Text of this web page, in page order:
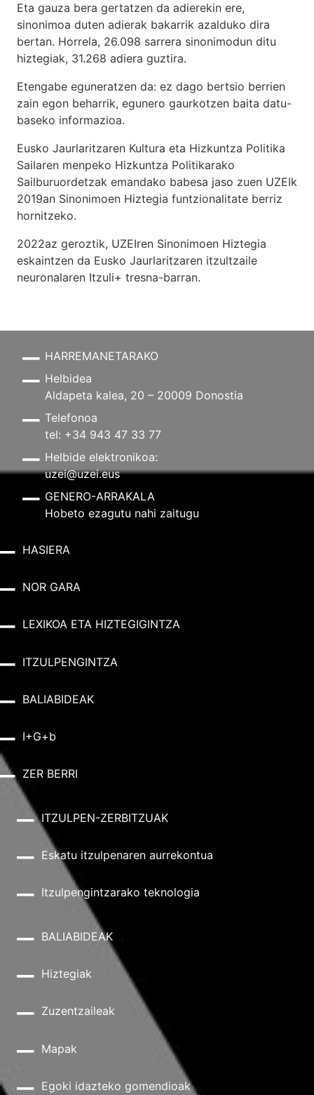
Eta gauza bera gertatzen da adierekin ere,
sinonimoa duten adierak bakarrik azalduko dira
bertan. Horrela, 26.098 sarrera sinonimodun ditu
hiztegiak, 31.268 adiera guztira.
Etengabe eguneratzen da: ez dago bertsio berrien
zain egon beharrik, egunero gaurkotzen baita datu-
baseko informazioa.
Eusko Jaurlaritzaren Kultura eta Hizkuntza Politika
Sailaren menpeko Hizkuntza Politikarako
Sailburuordetzak emandako babesa jaso zuen UZEIk
2019an Sinonimoen Hiztegia funtzionalitate berriz
hornitzeko.
2022az geroztik, UZEIren Sinonimoen Hiztegia
eskaintzen da Eusko Jaurlaritzaren itzultzaile
neuronalaren Itzuli+ tresna-barran.
HARREMANETARAKO
Helbidea
Aldapeta kalea, 20 – 20009 Donostia
Telefonoa
tel: +34 943 47 33 77
Helbide elektronikoa:
uzei@uzei.eus
GENERO-ARRAKALA
Hobeto ezagutu nahi zaitugu
HASIERA
NOR GARA
LEXIKOA ETA HIZTEGIGINTZA
ITZULPENGINTZA
BALIABIDEAK
I+G+b
ZER BERRI
ITZULPEN-ZERBITZUAK
Eskatu itzulpenaren aurrekontua
Itzulpengintzarako teknologia
BALIABIDEAK
Hiztegiak
Zuzentzaileak
Mapak
Egoki idazteko gomendioak